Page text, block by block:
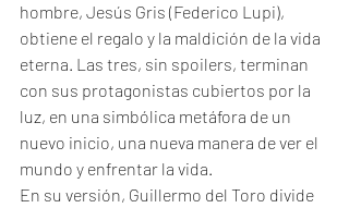
hombre, Jesús Gris (Federico Lupi),
obtiene el regalo y la maldición de la vida
eterna. Las tres, sin spoilers, terminan
con sus protagonistas cubiertos por la
luz, en una simbólica metáfora de un
nuevo inicio, una nueva manera de ver el
mundo y enfrentar la vida.
En su versión, Guillermo del Toro divide